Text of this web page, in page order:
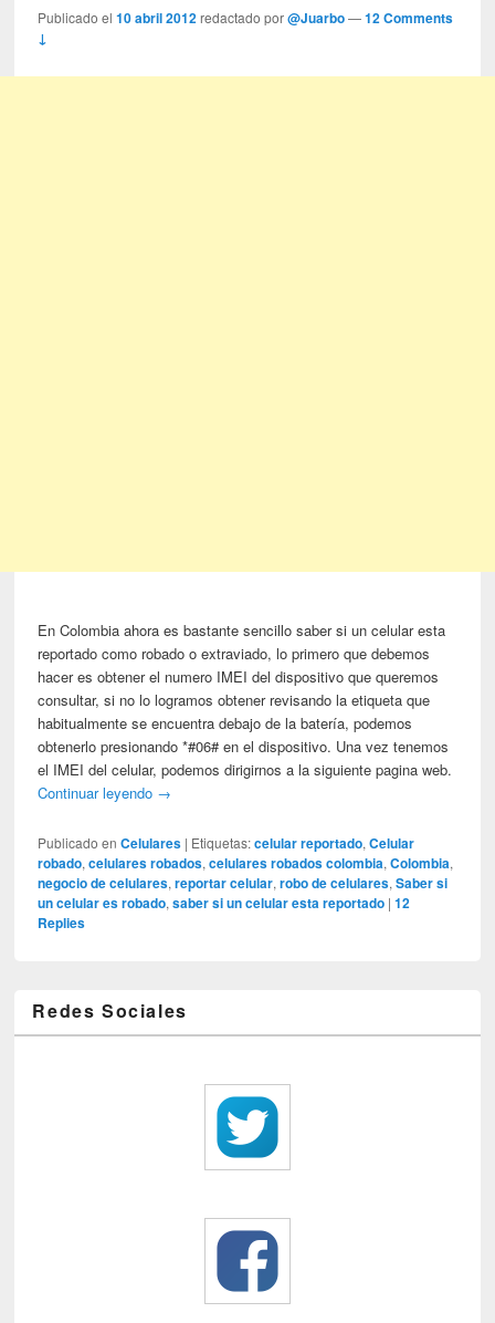
Publicado el10 abril 2012 redactado por@Juarbo —12 Comments
↓
En Colombia ahora es bastante sencillo saber si un celular esta
reportado como robado o extraviado, lo primero que debemos
hacer es obtener el numero IMEI del dispositivo que queremos
consultar, si no lo logramos obtener revisando la etiqueta que
habitualmente se encuentra debajo de la batería, podemos
obtenerlo presionando *#06# en el dispositivo. Una vez tenemos
el IMEI del celular, podemos dirigirnos a la siguiente pagina web.
Continuar leyendo →
Publicado en Celulares | Etiquetas: celular reportado,Celular
robado,celulares robados,celulares robados colombia,Colombia,
negocio de celulares,reportar celular,robo de celulares,Saber si
un celular es robado,saber si un celular esta reportado |12
Replies
Redes Sociales